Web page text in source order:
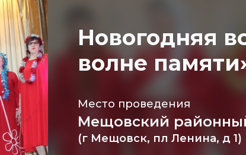
Новогодняя
волне
Место проведения
Мещовский
(г Мещовск, пл Ленина, д 1)